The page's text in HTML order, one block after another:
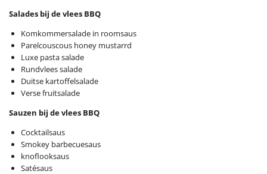
Salades bij de vlees BBQ
Komkommersalade in roomsaus
Parelcouscous honey mustarrd
Luxe pasta salade
Rundvlees salade
Duitse kartoffelsalade
Verse fruitsalade
Sauzen bij de vlees BBQ
Cocktailsaus
Smokey barbecuesaus
knoflooksaus
Satésaus